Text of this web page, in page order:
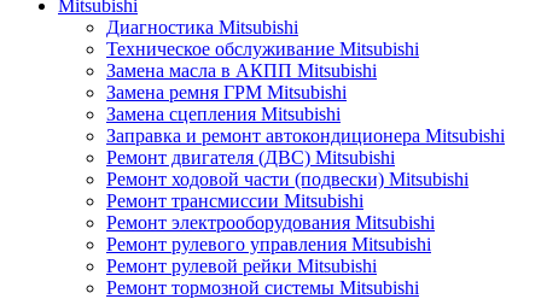
Mitsubishi
Диагностика Mitsubishi
Техническое обслуживание Mitsubishi
Замена масла в АКПП Mitsubishi
Замена ремня ГРМ Mitsubishi
Замена сцепления Mitsubishi
Заправка и ремонт автокондиционера Mitsubishi
Ремонт двигателя (ДВС) Mitsubishi
Ремонт ходовой части (подвески) Mitsubishi
Ремонт трансмиссии Mitsubishi
Ремонт электрооборудования Mitsubishi
Ремонт рулевого управления Mitsubishi
Ремонт рулевой рейки Mitsubishi
Ремонт тормозной системы Mitsubishi